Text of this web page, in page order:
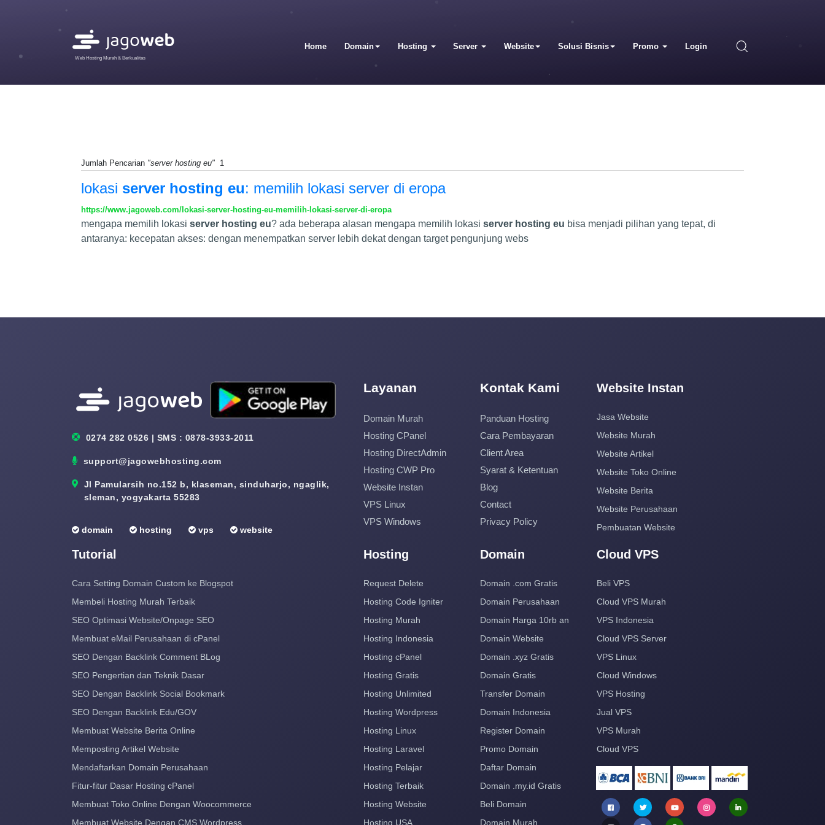
Web Hosting Murah & Berkualitas
Home Domain Hosting Server Website Solusi Bisnis Promo Login
Jumlah Pencarian "server hosting eu" 1
lokasi server hosting eu: memilih lokasi server di eropa
https://www.jagoweb.com/lokasi-server-hosting-eu-memilih-lokasi-server-di-eropa
mengapa memilih lokasi server hosting eu? ada beberapa alasan mengapa memilih lokasi server hosting eu bisa menjadi pilihan yang tepat, di
antaranya: kecepatan akses: dengan menempatkan server lebih dekat dengan target pengunjung webs
0274 282 0526 | SMS : 0878-3933-2011
support@jagowebhosting.com
Jl Pamularsih no.152 b, klaseman, sinduharjo, ngaglik,
sleman, yogyakarta 55283
domain hosting vps website
Layanan
Domain Murah
Hosting CPanel
Hosting DirectAdmin
Hosting CWP Pro
Website Instan
VPS Linux
VPS Windows
Kontak Kami
Panduan Hosting
Cara Pembayaran
Client Area
Syarat & Ketentuan
Blog
Contact
Privacy Policy
Website Instan
Jasa Website
Website Murah
Website Artikel
Website Toko Online
Website Berita
Website Perusahaan
Pembuatan Website
Tutorial
Cara Setting Domain Custom ke Blogspot
Membeli Hosting Murah Terbaik
SEO Optimasi Website/Onpage SEO
Membuat eMail Perusahaan di cPanel
SEO Dengan Backlink Comment BLog
SEO Pengertian dan Teknik Dasar
SEO Dengan Backlink Social Bookmark
SEO Dengan Backlink Edu/GOV
Membuat Website Berita Online
Memposting Artikel Website
Mendaftarkan Domain Perusahaan
Fitur-fitur Dasar Hosting cPanel
Membuat Toko Online Dengan Woocommerce
Membuat Website Dengan CMS Wordpress
Hosting
Request Delete
Hosting Code Igniter
Hosting Murah
Hosting Indonesia
Hosting cPanel
Hosting Gratis
Hosting Unlimited
Hosting Wordpress
Hosting Linux
Hosting Laravel
Hosting Pelajar
Hosting Terbaik
Hosting Website
Hosting USA
Domain
Domain .com Gratis
Domain Perusahaan
Domain Harga 10rb an
Domain Website
Domain .xyz Gratis
Domain Gratis
Transfer Domain
Domain Indonesia
Register Domain
Promo Domain
Daftar Domain
Domain .my.id Gratis
Beli Domain
Domain Murah
Cloud VPS
Beli VPS
Cloud VPS Murah
VPS Indonesia
Cloud VPS Server
VPS Linux
Cloud Windows
VPS Hosting
Jual VPS
VPS Murah
Cloud VPS